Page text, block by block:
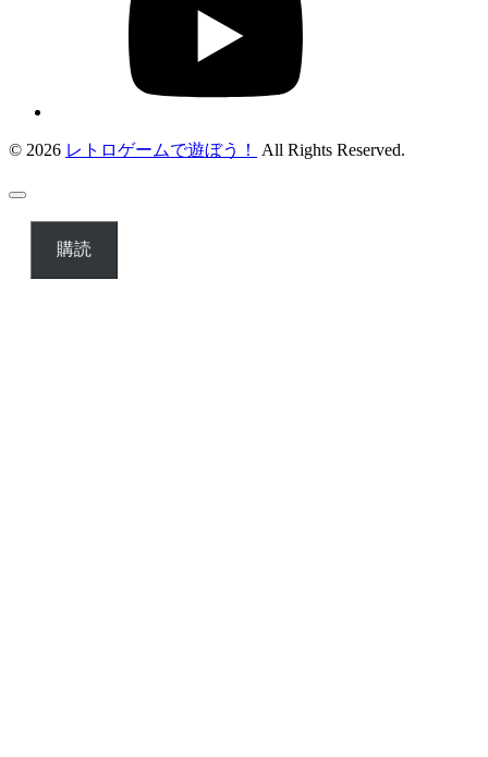
© 2026 レトロゲームで遊ぼう！ All Rights Reserved.
購読